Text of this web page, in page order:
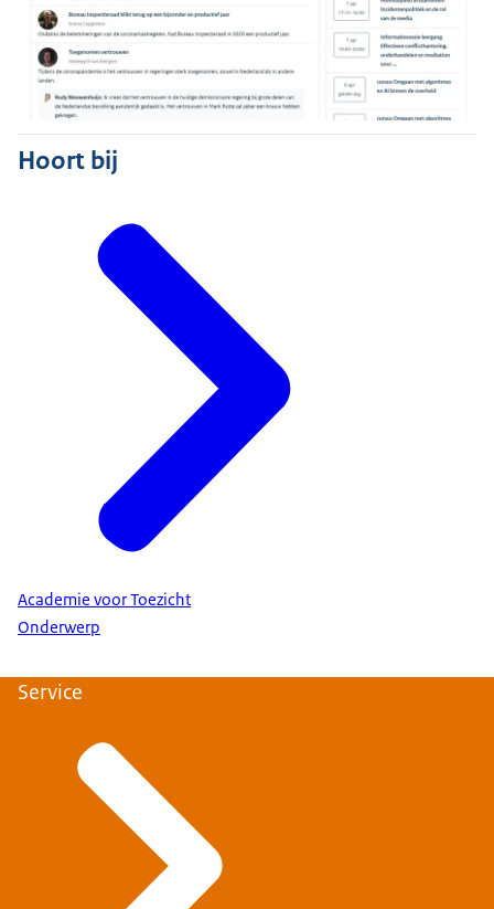
Hoort bij
Academie voor Toezicht
Onderwerp
Service